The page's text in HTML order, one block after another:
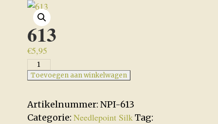
613
€5,95
613
aantal
Toevoegen aan winkelwagen
Artikelnummer: NPI-613
Categorie: Needlepoint SilkTag: